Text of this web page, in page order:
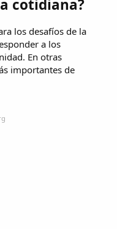
cotidiana?
los desafíos de la
a los
En otras
importantes de